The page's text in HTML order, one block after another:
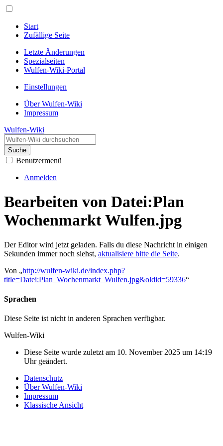
Start
Zufällige Seite
Letzte Änderungen
Spezialseiten
Wulfen-Wiki-Portal
Einstellungen
Über Wulfen-Wiki
Impressum
Wulfen-Wiki
Suche
Benutzermenü
Anmelden
Bearbeiten von Datei:Plan
Wochenmarkt Wulfen.jpg
Der Editor wird jetzt geladen. Falls du diese Nachricht in einigen
Sekunden immer noch siehst, aktualisiere bitte die Seite.
Von „http://wulfen-wiki.de/index.php?
title=Datei:Plan_Wochenmarkt_Wulfen.jpg&oldid=59336“
Sprachen
Diese Seite ist nicht in anderen Sprachen verfügbar.
Wulfen-Wiki
Diese Seite wurde zuletzt am 10. November 2025 um 14:19
Uhr geändert.
Datenschutz
Über Wulfen-Wiki
Impressum
Klassische Ansicht